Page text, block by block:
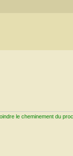
le cheminement du